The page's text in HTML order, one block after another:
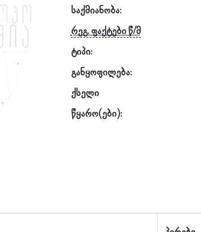
საქმიანობა:
რეგ. ფაქტები წ/მ
ტიპი:
განყოფილება:
ქსელი
წყარო(ები):